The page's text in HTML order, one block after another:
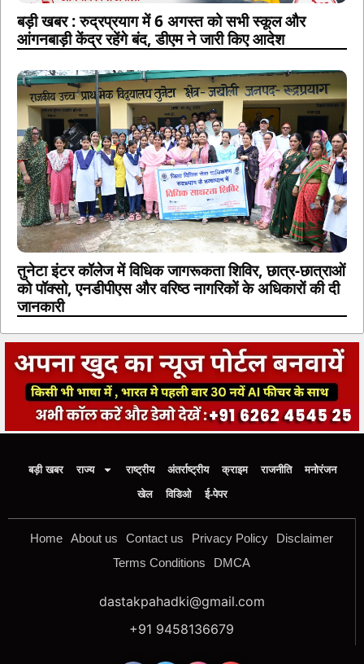
बड़ी खबर : रुद्रप्रयाग में 6 अगस्त को सभी स्कूल और
आंगनबाड़ी केंद्र रहेंगे बंद, डीएम ने जारी किए आदेश
तुनेटा इंटर कॉलेज में विधिक जागरूकता शिविर, छात्र-छात्राओं
को पॉक्सो, एनडीपीएस और वरिष्ठ नागरिकों के अधिकारों की दी
जानकारी
बड़ी खबर राज्य राष्ट्रीय अंतर्राष्ट्रीय क्राइम राजनीति
मनोरंजन
खेल
विडिओ ई-पेपर
Home About us Contact us Privacy Policy
Disclaimer
Terms Conditions
DMCA
dastakpahadki@gmail.com
+91 9458136679